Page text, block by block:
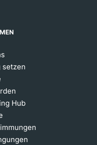
setzen
Hub